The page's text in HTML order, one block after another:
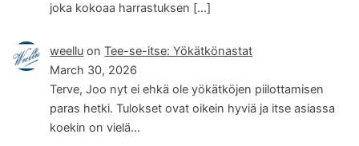
joka kokoaa harrastuksen […]
weellu onTee-se-itse: Yökätkönastat
March 30, 2026
Terve, Joo nyt ei ehkä ole yökätköjen piilottamisen
paras hetki. Tulokset ovat oikein hyviä ja itse asiassa
koekin on vielä…